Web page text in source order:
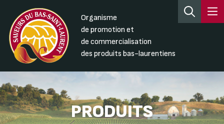
Organisme
de promotion et
de commercialisation
des produits bas-laurentiens
PRODUITS